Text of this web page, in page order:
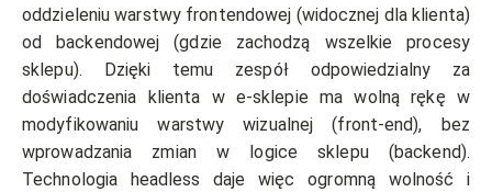
oddzieleniu warstwy frontendowej (widocznej dla klienta)
od backendowej (gdzie zachodzą wszelkie procesy
sklepu). Dzięki temu zespół odpowiedzialny za
doświadczenia klienta w e-sklepie ma wolną rękę w
modyfikowaniu warstwy wizualnej (front-end), bez
wprowadzania zmian w logice sklepu (backend).
Technologia headless daje więc ogromną wolność i